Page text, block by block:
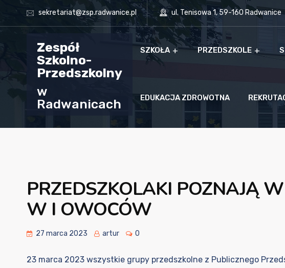
sekretariat@zsp.radwanice.pl ul. Tenisowa 1, 59-160 Radwanice
Zespół
Szkolno-
Przedszkolny
w
Radwanicach
SZKOŁA PRZEDSZKOLE
EDUKACJA ZDROWOTNA
PRZEDSZKOLAKI POZNAJĄ
W I OWOCÓW
27 marca 2023 artur 0
23 marca 2023 wszystkie grupy przedszkolne z Publicznego